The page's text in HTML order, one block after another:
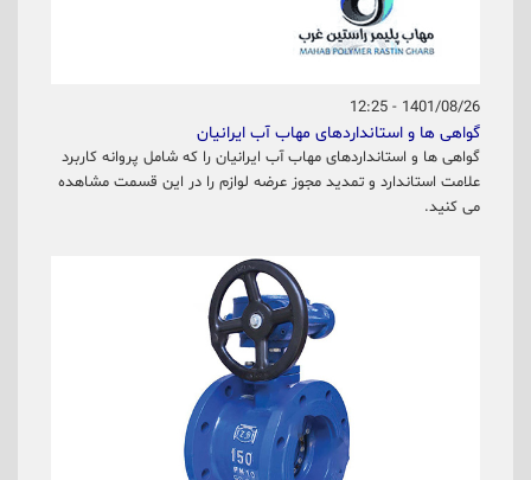
1401/08/26 - 12:25
گواهی ها و استانداردهای مهاب آب ایرانیان
گواهی ها و استانداردهای مهاب آب ایرانیان را که شامل پروانه کاربرد
علامت استاندارد و تمدید مجوز عرضه لوازم را در این قسمت مشاهده
می کنید.